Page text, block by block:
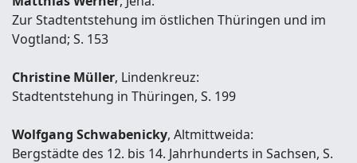
Zur Stadtentstehung im östlichen Thüringen und im
Vogtland; S. 153
Christine Müller, Lindenkreuz:
Stadtentstehung in Thüringen, S. 199
Wolfgang Schwabenicky, Altmittweida:
Bergstädte des 12. bis 14. Jahrhunderts in Sachsen, S.